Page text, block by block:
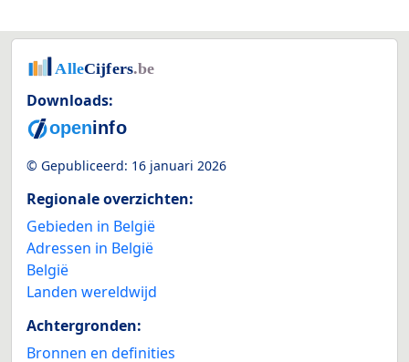
Downloads:
© Gepubliceerd: 16 januari 2026
Regionale overzichten:
Gebieden in België
Adressen in België
België
Landen wereldwijd
Achtergronden:
Bronnen en definities